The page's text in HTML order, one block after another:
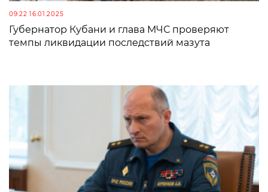
09:22 16.01.2025
Губернатор Кубани и глава МЧС проверяют
темпы ликвидации последствий мазута